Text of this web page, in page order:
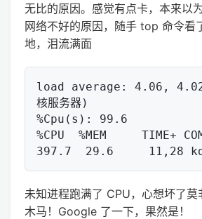
无比的原因。感觉有点卡，本来以
网络不好的原因，随手 top 命令看
地，泪流满面
load average: 4.06,
核服务器)
%Cpu(s): 99.6
%CPU  %MEM     TIME+
未知进程跑满了 CPU，心想坏了
木马！Google 了一下，果然是！